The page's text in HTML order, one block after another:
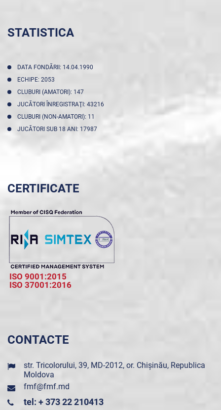
STATISTICA
DATA FONDĂRII: 14.04.1990
ECHIPE: 2053
CLUBURI (AMATORI): 147
JUCĂTORI ÎNREGISTRAŢI: 43216
CLUBURI (NON-AMATORI): 11
JUCĂTORI SUB 18 ANI: 17987
CERTIFICATE
ISO 9001:2015
ISO 37001:2016
CONTACTE
str. Tricolorului, 39, MD-2012, or. Chișinău, Republica
Moldova
fmf@fmf.md
tel: + 373 22 210413